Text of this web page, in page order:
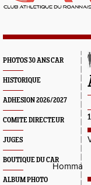
PHOTOS 30 ANS CAR
HISTORIQUE
ADHESION 2026/2027
COMITE DIRECTEUR
JUGES
BOUTIQUE DU CAR
ALBUM PHOTO
Homma